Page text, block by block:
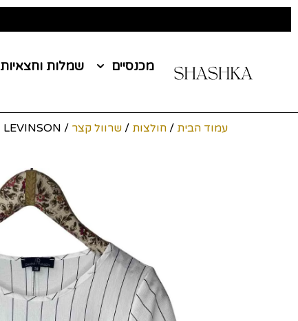
מכנסיים שמלות וחצאיות
עמוד הבית / חולצות / שרוול קצר / DAPHNA LEVINSON מידה 38